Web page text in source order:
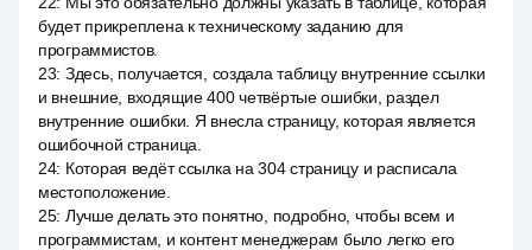
будет прикреплена к техническому заданию для
программистов.
23: Здесь, получается, создала таблицу внутренние ссылки
и внешние, входящие 400 четвёртые ошибки, раздел
внутренние ошибки. Я внесла страницу, которая является
ошибочной страница.
24: Которая ведёт ссылка на 304 страницу и расписала
местоположение.
25: Лучше делать это понятно, подробно, чтобы всем и
программистам, и контент менеджерам было легко его